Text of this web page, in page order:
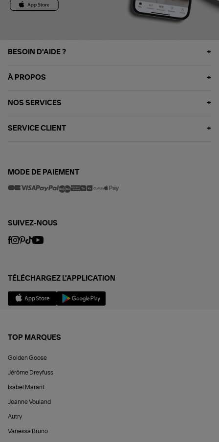
BESOIN D'AIDE ?
À PROPOS
NOS SERVICES
SERVICE CLIENT
MODE DE PAIEMENT
SUIVEZ-NOUS
TÉLÉCHARGEZ L'APPLICATION
TOP MARQUES
Golden Goose
Jérôme Dreyfuss
Isabel Marant
Jeanne Vouland
Autry
Vanessa Bruno